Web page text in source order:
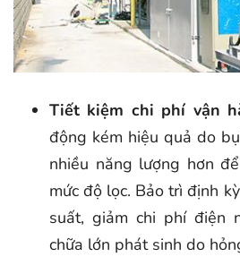
Tiết kiệm chi phí vận
động kém hiệu quả do
nhiều năng lượng hơn
mức độ lọc. Bảo trì định
suất, giảm chi phí điện
chữa lớn phát sinh do